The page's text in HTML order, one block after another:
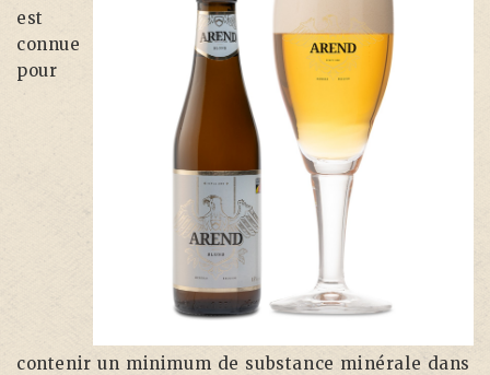
est
connue
pour
contenir un minimum de substance minérale dans